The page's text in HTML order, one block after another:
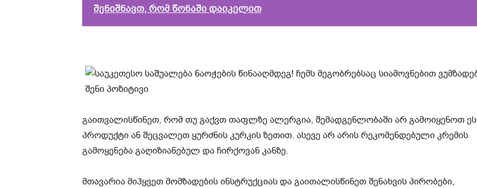
შენიშნავთ, რომ წონაში დაიკელით
გაითვალისწინეთ, რომ თუ გაქვთ თაფლზე ალერგია, შემადგენლობაში არ გამოიყენოთ ეს
პროდუქტი ან შეცვალეთ ყურძნის კურკის ზეთით. ასევე არ არის რეკომენდებული კრემის
გამოყენება გაღიზიანებულ და ჩირქოვან კანზე.
მთავარია მიჰყვეთ მომზადების ინსტრუქციას და გაითალისწინეთ შენახვის პირობები,